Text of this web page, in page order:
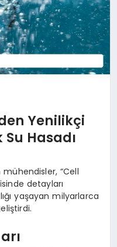
Yenilikçi
Hasadı
mühendisler, “Cell
detayları
yaşayan milyarlarca